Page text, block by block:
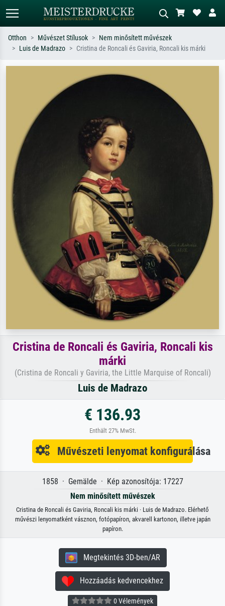
Keressen művész, műcím vagy stílus
szerint – pl. Monet, Csillagos éj,
impresszionizmus, Hokusai-hullám,
Írja le a jelenetet – pl. zöld rét, sok
piros absztrakt, sötét olajkép, álló akt
egy fa mellett.
Otthon Művészet Stílusok
Nem minősített művészek
Luis de Madrazo
Cristina de Roncali és Gaviria, Roncali kis márki
Cristina de Roncali és Gaviria, Roncali kis
márki
(Cristina de Roncali y Gaviria, the Little Marquise of Roncali)
Luis de Madrazo
€ 136.93
Enthält 27% MwSt.
Művészeti lenyomat konfigurálása
1858 · Gemälde · Kép azonosítója: 17227
Nem minősített művészek
Cristina de Roncali és Gaviria, Roncali kis márki · Luis de Madrazo. Elérhető
művészi lenyomatként vásznon, fotópapíron, akvarell kartonon, illetve japán
papíron.
Megtekintés 3D-ben/AR
Hozzáadás kedvencekhez
0 Vélemények